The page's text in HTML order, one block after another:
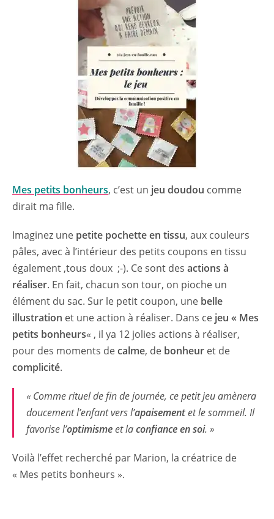
Mes petits bonheurs, c’est un jeu doudou comme
dirait ma fille.
Imaginez une petite pochette en tissu, aux couleurs
pâles, avec à l’intérieur des petits coupons en tissu
également ,tous doux ;-). Ce sont des actions à
réaliser. En fait, chacun son tour, on pioche un
élément du sac. Sur le petit coupon, une belle
illustration et une action à réaliser. Dans ce jeu « Mes
petits bonheurs« , il ya 12 jolies actions à réaliser,
pour des moments decalme, de bonheur et de
complicité.
« Comme rituel de fin de journée, ce petit jeu amènera
doucement l’enfant vers l’apaisementet le sommeil. Il
favorise l’optimismeet laconfiance en soi. »
Voilà l’effet recherché par Marion, la créatrice de
« Mes petits bonheurs ».